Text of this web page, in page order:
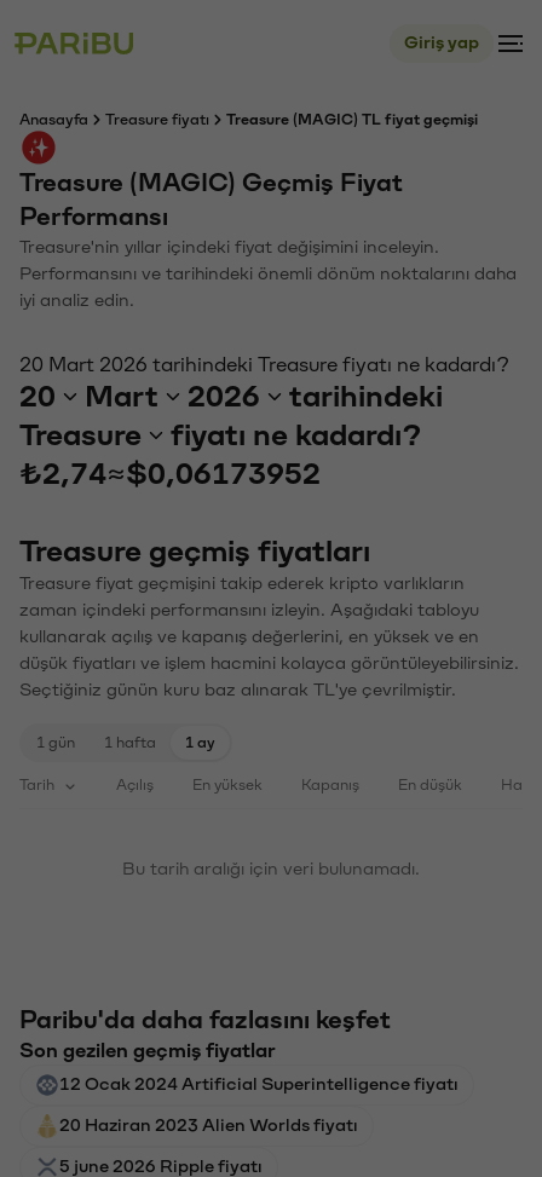
Giriş yap
Anasayfa Treasure fiyatı Treasure (MAGIC) TL fiyat geçmişi
Treasure (MAGIC) Geçmiş Fiyat
Performansı
Treasure'nin yıllar içindeki fiyat değişimini inceleyin.
Performansını ve tarihindeki önemli dönüm noktalarını daha
iyi analiz edin.
20 Mart 2026 tarihindeki Treasure fiyatı ne kadardı?
20 Mart 2026
tarihindeki
Treasure
fiyatı ne kadardı?
₺2,74≈$0,06173952
Treasure geçmiş fiyatları
Treasure fiyat geçmişini takip ederek kripto varlıkların
zaman içindeki performansını izleyin. Aşağıdaki tabloyu
kullanarak açılış ve kapanış değerlerini, en yüksek ve en
düşük fiyatları ve işlem hacmini kolayca görüntüleyebilirsiniz.
Seçtiğiniz günün kuru baz alınarak TL'ye çevrilmiştir.
1 gün 1 hafta 1 ay
Tarih Açılış En yüksek Kapanış En düşük
Bu tarih aralığı için veri bulunamadı.
Paribu'da daha fazlasını keşfet
Son gezilen geçmiş fiyatlar
12 Ocak 2024 Artificial Superintelligence fiyatı
20 Haziran 2023 Alien Worlds fiyatı
5 june 2026 Ripple fiyatı